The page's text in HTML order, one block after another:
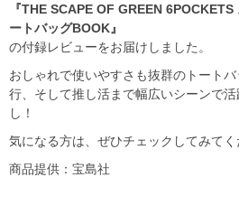
『THE SCAPE OF GREEN
ートバッグBOOK』
の付録レビューをお届けしました。
おしゃれで使いやすさも抜群のトート
行、そして推し活まで幅広いシーンで
し！
気になる方は、ぜひチェックしてみてく
商品提供：宝島社